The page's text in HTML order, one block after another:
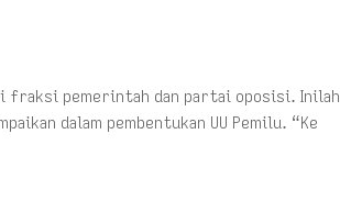
fraksi pemerintah dan partai oposisi. Inilah
dalam pembentukan UU Pemilu. “Ke